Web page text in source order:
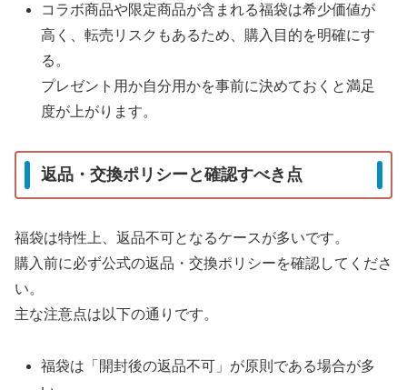
コラボ商品や限定商品が含まれる福袋は希少価値が
高く、転売リスクもあるため、購入目的を明確にす
る。
プレゼント用か自分用かを事前に決めておくと満足
度が上がります。
返品・交換ポリシーと確認すべき点
福袋は特性上、返品不可となるケースが多いです。
購入前に必ず公式の返品・交換ポリシーを確認してくださ
い。
主な注意点は以下の通りです。
福袋は「開封後の返品不可」が原則である場合が多